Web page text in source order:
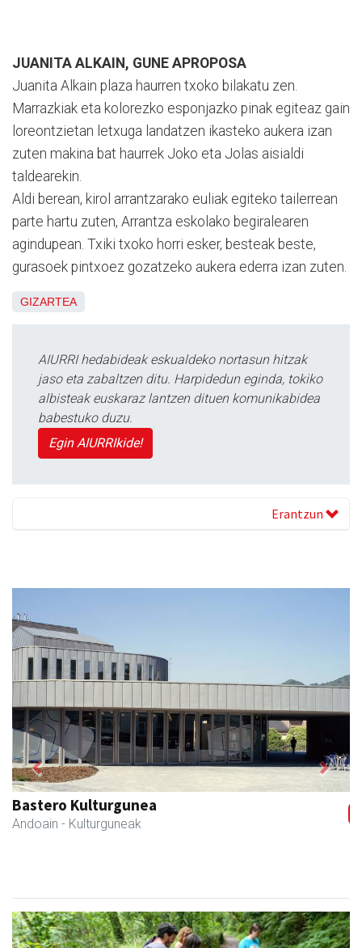
JUANITA ALKAIN, GUNE APROPOSA
Juanita Alkain plaza haurren txoko bilakatu zen.
Marrazkiak eta kolorezko esponjazko pinak egiteaz gain
loreontzietan letxuga landatzen ikasteko aukera izan
zuten makina bat haurrek Joko eta Jolas aisialdi
taldearekin.
Aldi berean, kirol arrantzarako euliak egiteko tailerrean
parte hartu zuten, Arrantza eskolako begiralearen
agindupean. Txiki txoko horri esker, besteak beste,
gurasoek pintxoez gozatzeko aukera ederra izan zuten.
GIZARTEA
AIURRI hedabideak eskualdeko nortasun hitzak
jaso eta zabaltzen ditu. Harpidedun eginda, tokiko
albisteak euskaraz lantzen dituen komunikabidea
babestuko duzu.
Egin AIURRIkide!
Erantzun
Bastero Kulturgunea
Andoain - Kulturguneak
Previous Next